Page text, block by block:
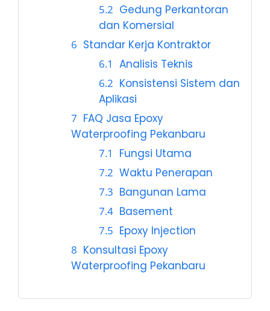
Gedung Perkantoran
dan Komersial
Standar Kerja Kontraktor
Analisis Teknis
Konsistensi Sistem dan
Aplikasi
FAQ Jasa Epoxy
Waterproofing Pekanbaru
Fungsi Utama
Waktu Penerapan
Bangunan Lama
Basement
Epoxy Injection
Konsultasi Epoxy
Waterproofing Pekanbaru